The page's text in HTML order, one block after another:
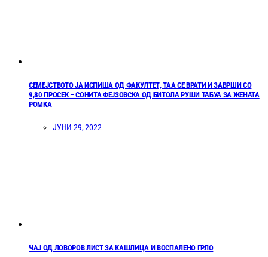
СЕМЕЈСТВОТО ЈА ИСПИША ОД ФАКУЛТЕТ, ТАА СЕ ВРАТИ И ЗАВРШИ СО
9,80 ПРОСЕК – СОНИТА ФЕЈЗОВСКА ОД БИТОЛА РУШИ ТАБУА ЗА ЖЕНАТА
РОМКА
ЈУНИ 29, 2022
ЧАЈ ОД ЛОВОРОВ ЛИСТ ЗА КАШЛИЦА И ВОСПАЛЕНО ГРЛО